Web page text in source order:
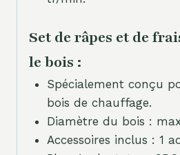
Set de râpes et de
le bois :
Spécialement conçu
bois de chauffage.
Diamètre du bois :
Accessoires inclus : 1